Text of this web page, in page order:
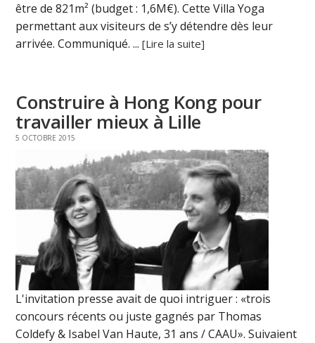
être de 821m² (budget : 1,6M€). Cette Villa Yoga
permettant aux visiteurs de s’y détendre dès leur
arrivée. Communiqué. ...[Lire la suite]
Construire à Hong Kong pour
travailler mieux à Lille
5 OCTOBRE 2015
L'invitation presse avait de quoi intriguer : «trois
concours récents ou juste gagnés par Thomas
Coldefy & Isabel Van Haute, 31 ans / CAAU». Suivaient